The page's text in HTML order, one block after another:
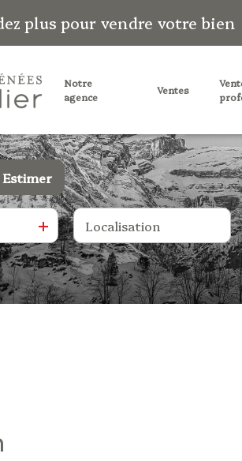
plus pour vendre votre bien
notre
agence
ventes
ventes
Estimer